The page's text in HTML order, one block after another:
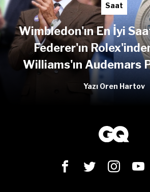
Saat
Wimbledon'ın En İyi
Federer'ın
Williams'ın Audemars
Yazı Oren Hartov